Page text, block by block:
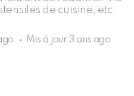
de cuisine, etc.
Mis à jour 3 ans ago